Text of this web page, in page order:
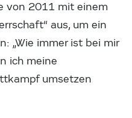
von 2011 mit einem
aus, um ein
„Wie immer ist bei mir
ich meine
umsetzen